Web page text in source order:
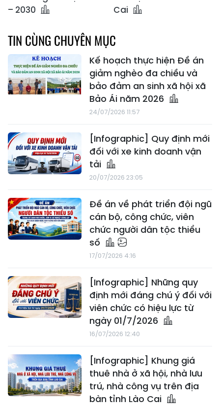
– 2030
Cai
TIN CÙNG CHUYÊN MỤC
Kế hoạch thực hiện Đề án
giảm nghèo đa chiều và
bảo đảm an sinh xã hội xã
Bảo Ái năm 2026
24/07/2026 11:57
[Infographic] Quy định mới
đối với xe kinh doanh vận
tải
20/07/2026 23:05
Đề án về phát triển đội ngũ
cán bộ, công chức, viên
chức người dân tộc thiểu
số
17/07/2026 4:16
[Infographic] Những quy
định mới đáng chú ý đối với
viên chức có hiệu lực từ
ngày 01/7/2026
16/07/2026 12:40
[Infographic] Khung giá
thuê nhà ở xã hội, nhà lưu
trú, nhà công vụ trên địa
bàn tỉnh Lào Cai